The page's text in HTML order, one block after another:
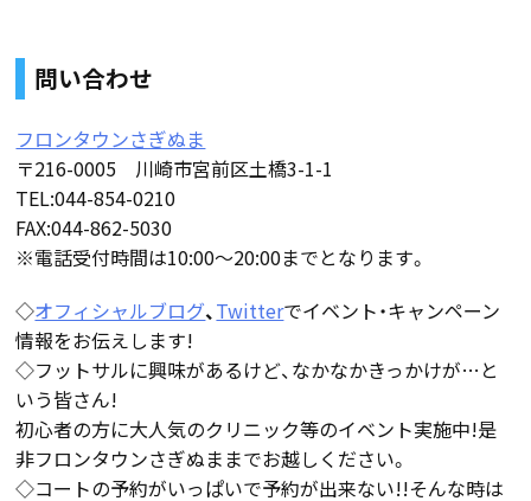
問い合わせ
フロンタウンさぎぬま
〒216-0005 川崎市宮前区土橋3-1-1
TEL:044-854-0210
FAX:044-862-5030
※電話受付時間は10:00～20:00までとなります。
◇オフィシャルブログ、Twitterでイベント・キャンペーン
情報をお伝えします!
◇フットサルに興味があるけど、なかなかきっかけが…と
いう皆さん!
初心者の方に大人気のクリニック等のイベント実施中!是
非フロンタウンさぎぬままでお越しください。
◇コートの予約がいっぱいで予約が出来ない!!そんな時は